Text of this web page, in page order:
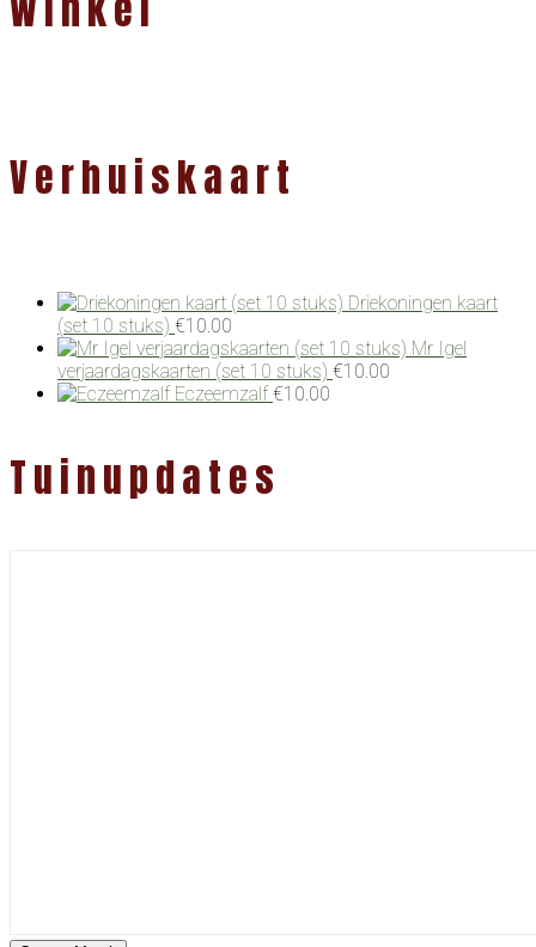
Verhuiskaart
Driekoningen kaart
(set 10 stuks) €10.00
Mr Igel
verjaardagskaarten (set 10 stuks) €10.00
Eczeemzalf €10.00
Tuinupdates